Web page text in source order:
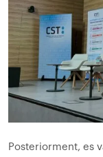
Posteriorment, es